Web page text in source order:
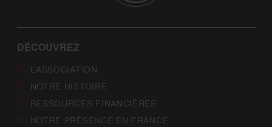
DÉCOUVREZ
L’ASSOCIATION
NOTRE HISTOIRE
RESSOURCES FINANCIÈRES
NOTRE PRÉSENCE EN FRANCE